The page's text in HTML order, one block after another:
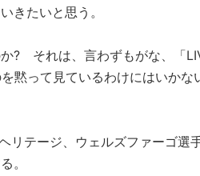
きたいと思う。
? それは、言わずもがな、「
黙って見ているわけにはいか
リテージ、ウェルズファーゴ選
。